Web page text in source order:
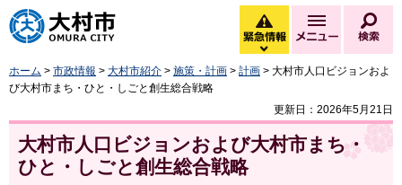
大村市
緊急情報
緊急情報を開く
メニュー
ホーム > 市政情報 > 大村市紹介 > 施策・計画 > 計画 > 大村市人口ビジョンおよ
び大村市まち・ひと・しごと創生総合戦略
更新日：2026年5月21日
大村市人口ビジョンおよび大村市まち・
ひと・しごと創生総合戦略